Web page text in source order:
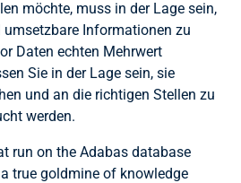
möchte, muss in der Lage sein,
Informationen zu
Daten echten Mehrwert
Sie in der Lage sein, sie
und an die richtigen Stellen zu
werden.
run on the Adabas database
true goldmine of knowledge